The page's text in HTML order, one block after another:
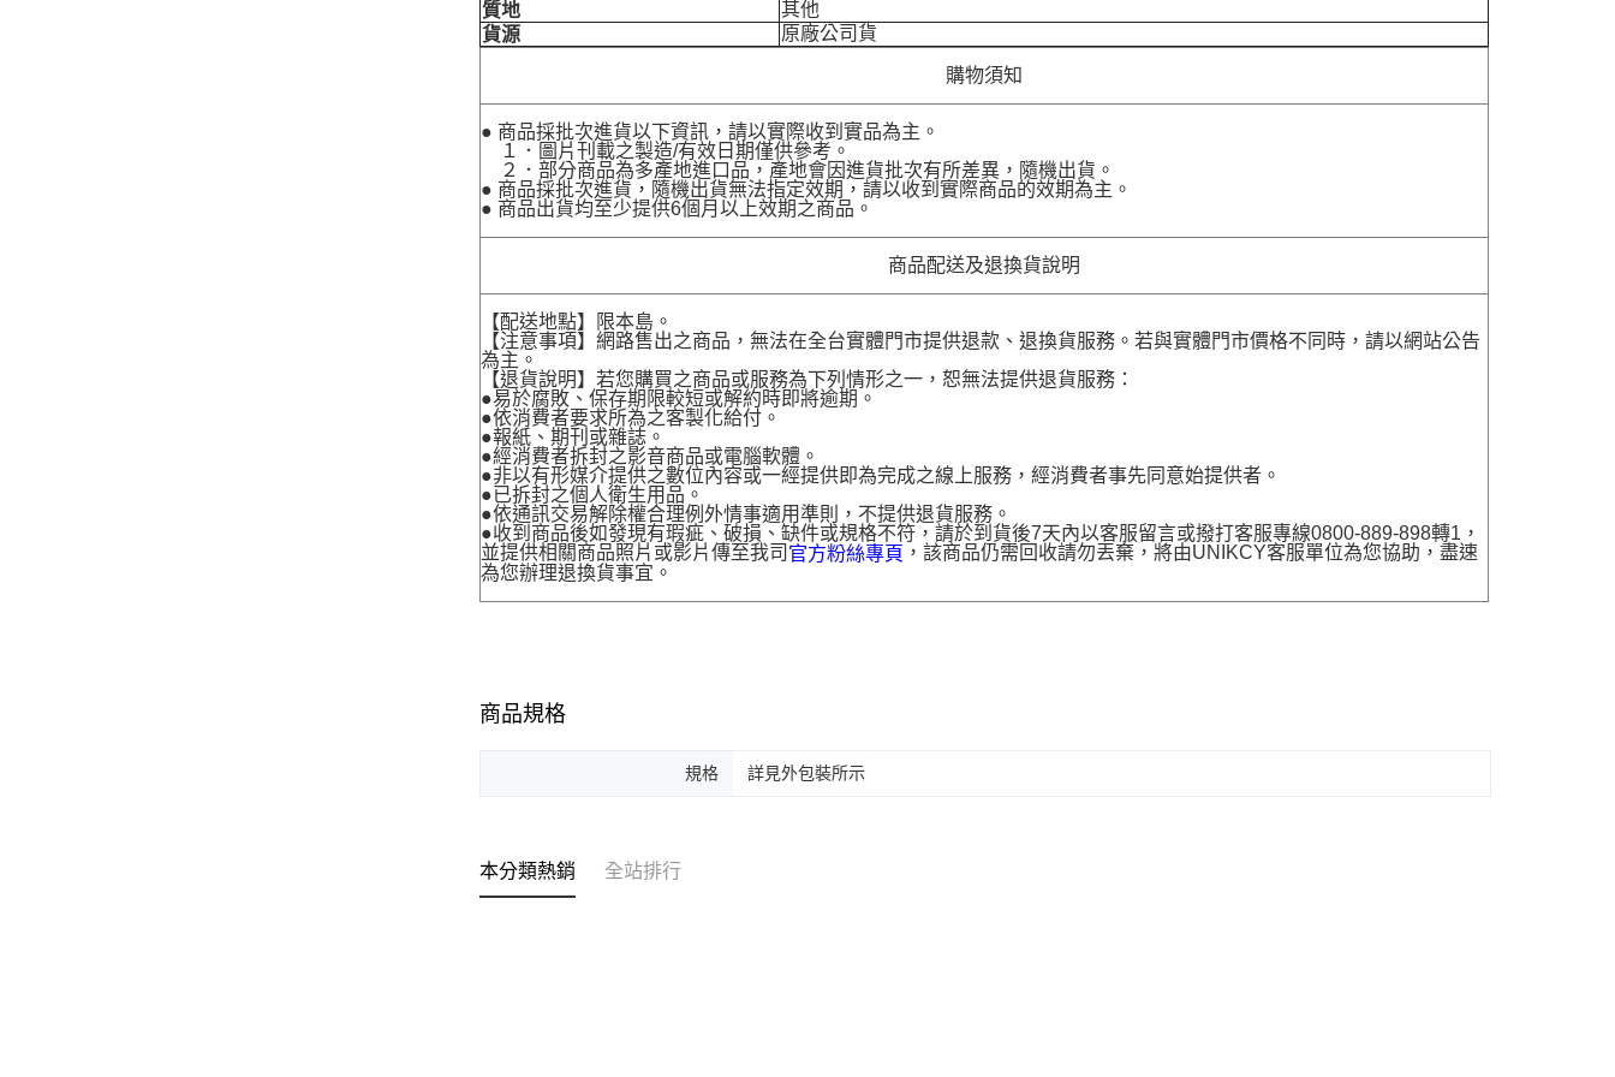
質地
其他
貨源
原廠公司貨
購物須知
● 商品採批次進貨以下資訊，請以實際收到實品為主。
１．圖片刊載之製造/有效日期僅供參考。
２．部分商品為多產地進口品，產地會因進貨批次有所差異，隨機出貨。
● 商品採批次進貨，隨機出貨無法指定效期，請以收到實際商品的效期為主。
● 商品出貨均至少提供6個月以上效期之商品。
商品配送及退換貨說明
【配送地點】限本島。
【注意事項】網路售出之商品，無法在全台實體門市提供退款、退換貨服務。若與實體門市價格不同時，請以網站公告
為主。
【退貨說明】若您購買之商品或服務為下列情形之一，恕無法提供退貨服務：
●易於腐敗、保存期限較短或解約時即將逾期。
●依消費者要求所為之客製化給付。
●報紙、期刊或雜誌。
●經消費者拆封之影音商品或電腦軟體。
●非以有形媒介提供之數位內容或一經提供即為完成之線上服務，經消費者事先同意始提供者。
●已拆封之個人衛生用品。
●依通訊交易解除權合理例外情事適用準則，不提供退貨服務。
●收到商品後如發現有瑕疵、破損、缺件或規格不符，請於到貨後7天內以客服留言或撥打客服專線0800-889-898轉1，
並提供相關商品照片或影片傳至我司 官方粉絲專頁 ，該商品仍需回收請勿丟棄，將由UNIKCY客服單位為您協助，盡速
為您辦理退換貨事宜。
商品規格
規格 詳見外包裝所示
本分類熱銷 全站排行